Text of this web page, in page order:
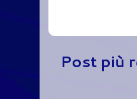
Post più